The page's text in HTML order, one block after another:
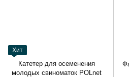
Хит
Катетер для осеменения
молодых свиноматок POLnet